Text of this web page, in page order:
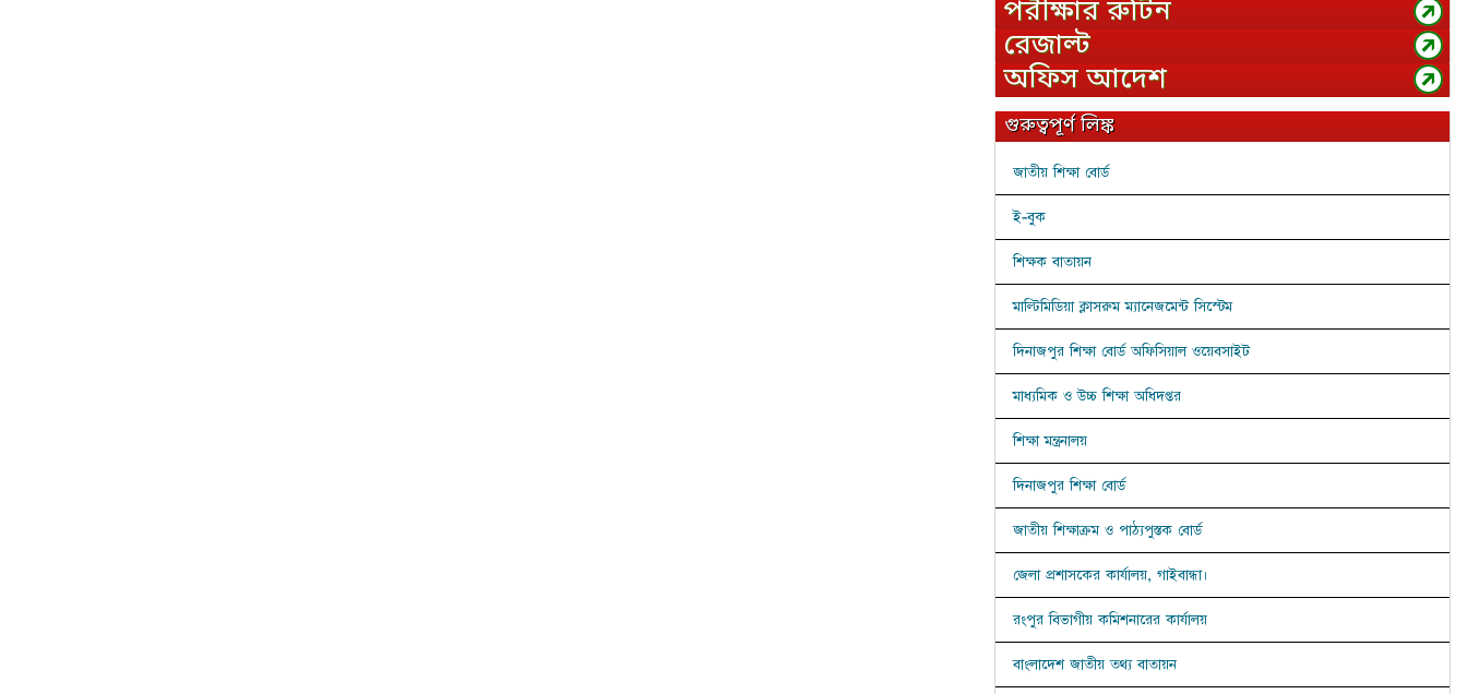
পরীক্ষার রুটিন
রেজাল্ট
অফিস আদেশ
গুরুত্বপূর্ণ লিঙ্ক
জাতীয় শিক্ষা বোর্ড
ই-বুক
শিক্ষক বাতায়ন
মাল্টিমিডিয়া ক্লাসরুম ম্যানেজমেন্ট সিস্টেম
দিনাজপুর শিক্ষা বোর্ড অফিসিয়াল ওয়েবসাইট
মাধ্যমিক ও উচ্চ শিক্ষা অধিদপ্তর
শিক্ষা মন্ত্রনালয়
দিনাজপুর শিক্ষা বোর্ড
জাতীয় শিক্ষাক্রম ও পাঠ্যপুস্তক বোর্ড
জেলা প্রশাসকের কার্যালয়, গাইবান্ধা।
রংপুর বিভাগীয় কমিশনারের কার্যালয়
বাংলাদেশ জাতীয় তথ্য বাতায়ন